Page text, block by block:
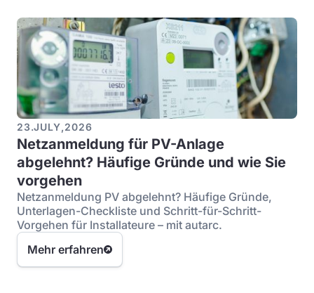
23.JULY,2026
Netzanmeldung für PV-Anlage
abgelehnt? Häufige Gründe und wie Sie
vorgehen
Netzanmeldung PV abgelehnt? Häufige Gründe,
Unterlagen-Checkliste und Schritt-für-Schritt-
Vorgehen für Installateure – mit autarc.
Mehr erfahren